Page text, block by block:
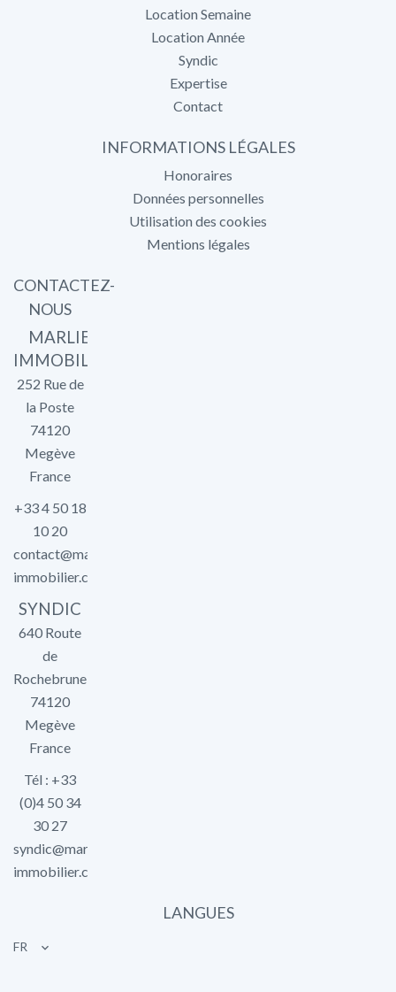
Location Semaine
Location Année
Syndic
Expertise
Contact
INFORMATIONS LÉGALES
Honoraires
Données personnelles
Utilisation des cookies
Mentions légales
CONTACTEZ-
NOUS
MARLIER
IMMOBILIER
252 Rue de
la Poste
74120
Megève
France
+33 4 50 18
10 20
contact@marlier-
immobilier.com
SYNDIC
640 Route
de
Rochebrune
74120
Megève
France
Tél : +33
(0)4 50 34
30 27
syndic@marlier-
immobilier.com
LANGUES
FR